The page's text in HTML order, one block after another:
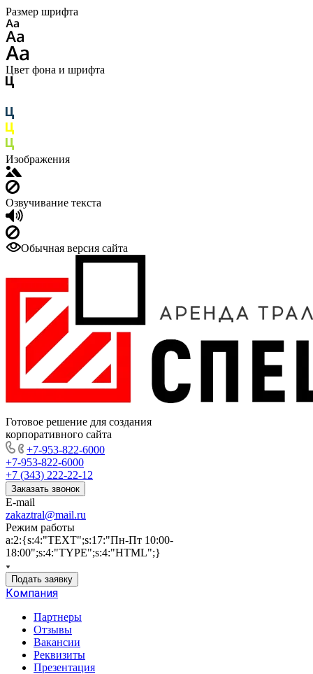
Размер шрифта
Цвет фона и шрифта
Изображения
Озвучивание текста
Обычная версия сайта
Готовое решение для создания
корпоративного сайта
+7-953-822-6000
+7-953-822-6000
+7 (343) 222-22-12
Заказать звонок
E-mail
zakaztral@mail.ru
Режим работы
a:2:{s:4:"TEXT";s:17:"Пн-Пт 10:00-
18:00";s:4:"TYPE";s:4:"HTML";}
Подать заявку
Компания
Партнеры
Отзывы
Вакансии
Реквизиты
Презентация